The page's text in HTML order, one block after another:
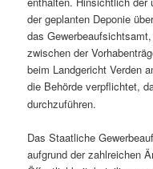
der geplanten Deponie
das
zwischen der
beim Landgericht Verden
die Behörde verpflichtet,
durchzuführen.
Das Staatliche
aufgrund der zahlreichen